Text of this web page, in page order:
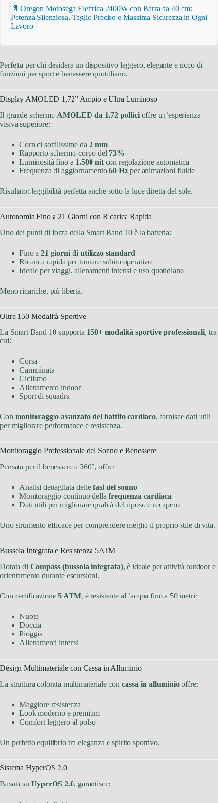
📄 Oregon Motosega Elettrica 2400W con Barra da 40 cm:
Potenza Silenziosa, Taglio Preciso e Massima Sicurezza in Ogni
Lavoro
Perfetta per chi desidera un dispositivo leggero, elegante e ricco di
funzioni per sport e benessere quotidiano.
Display AMOLED 1,72” Ampio e Ultra Luminoso
Il grande schermo AMOLED da 1,72 pollici offre un’esperienza
visiva superiore:
Cornici sottilissime da 2 mm
Rapporto schermo-corpo del 73%
Luminosità fino a 1.500 nit con regolazione automatica
Frequenza di aggiornamento 60 Hz per animazioni fluide
Risultato: leggibilità perfetta anche sotto la luce diretta del sole.
Autonomia Fino a 21 Giorni con Ricarica Rapida
Uno dei punti di forza della Smart Band 10 è la batteria:
Fino a 21 giorni di utilizzo standard
Ricarica rapida per tornare subito operativo
Ideale per viaggi, allenamenti intensi e uso quotidiano
Meno ricariche, più libertà.
Oltre 150 Modalità Sportive
La Smart Band 10 supporta 150+ modalità sportive professionali, tra
cui:
Corsa
Camminata
Ciclismo
Allenamento indoor
Sport di squadra
Con monitoraggio avanzato del battito cardiaco, fornisce dati utili
per migliorare performance e resistenza.
Monitoraggio Professionale del Sonno e Benessere
Pensata per il benessere a 360°, offre:
Analisi dettagliata delle fasi del sonno
Monitoraggio continuo della frequenza cardiaca
Dati utili per migliorare qualità del riposo e recupero
Uno strumento efficace per comprendere meglio il proprio stile di vita.
Bussola Integrata e Resistenza 5ATM
Dotata di Compass (bussola integrata), è ideale per attività outdoor e
orientamento durante escursioni.
Con certificazione 5 ATM, è resistente all’acqua fino a 50 metri:
Nuoto
Doccia
Pioggia
Allenamenti intensi
Design Multimateriale con Cassa in Alluminio
La struttura colorata multimateriale con cassa in alluminio offre:
Maggiore resistenza
Look moderno e premium
Comfort leggero al polso
Un perfetto equilibrio tra eleganza e spirito sportivo.
Sistema HyperOS 2.0
Basata su HyperOS 2.0, garantisce: